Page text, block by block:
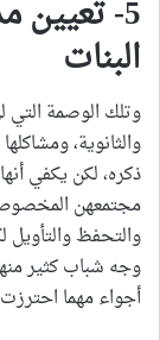
5-
البنات
وتلك الوصمة التي
والثانوية،
ذكره، لكن يكفي
مجتمعهن
والتحفظ
وجه شباب كثير
أجواء مهما احترزت